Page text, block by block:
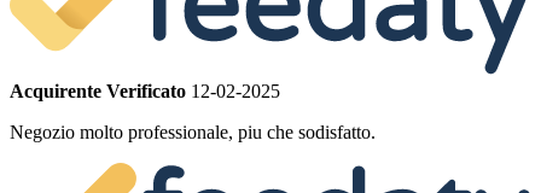
Acquirente Verificato 12-02-2025
Negozio molto professionale, piu che sodisfatto.